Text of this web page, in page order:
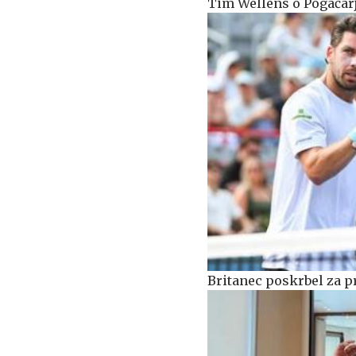
Britanec poskrbel za